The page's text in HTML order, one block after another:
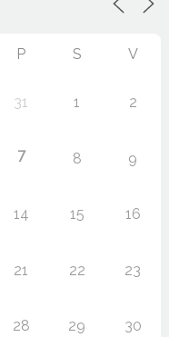
P S V
31 1 2
7 8 9
14 15 16
21 22 23
28 29 30